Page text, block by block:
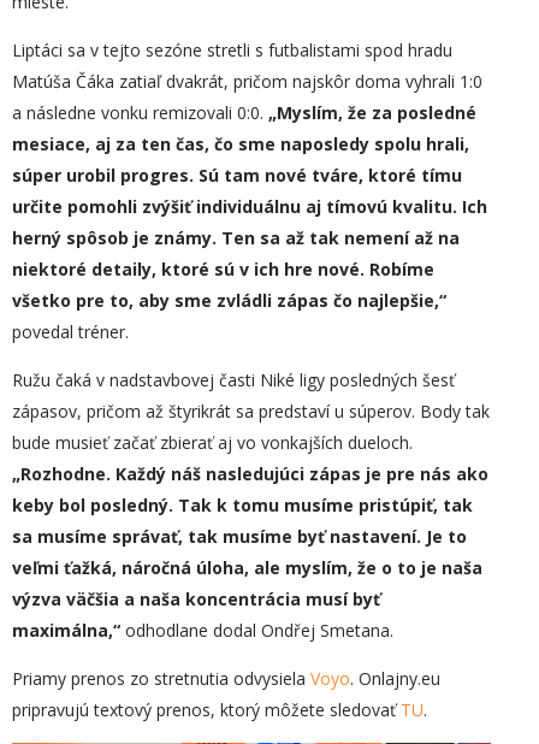
Liptáci sa v tejto sezóne stretli s futbalistami spod hradu
Matúša Čáka zatiaľ dvakrát, pričom najskôr doma vyhrali 1:0
a následne vonku remizovali 0:0. „Myslím, že za posledné
mesiace, aj za ten čas, čo sme naposledy spolu hrali,
súper urobil progres. Sú tam nové tváre, ktoré tímu
určite pomohli zvýšiť individuálnu aj tímovú kvalitu. Ich
herný spôsob je známy. Ten sa až tak nemení až na
niektoré detaily, ktoré sú v ich hre nové. Robíme
všetko pre to, aby sme zvládli zápas čo najlepšie,“
povedal tréner.
Ružu čaká v nadstavbovej časti Niké ligy posledných šesť
zápasov, pričom až štyrikrát sa predstaví u súperov. Body tak
bude musieť začať zbierať aj vo vonkajších dueloch.
„Rozhodne. Každý náš nasledujúci zápas je pre nás ako
keby bol posledný. Tak k tomu musíme pristúpiť, tak
sa musíme správať, tak musíme byť nastavení. Je to
veľmi ťažká, náročná úloha, ale myslím, že o to je naša
výzva väčšia a naša koncentrácia musí byť
maximálna,“ odhodlane dodal Ondřej Smetana.
Priamy prenos zo stretnutia odvysiela Voyo. Onlajny.eu
pripravujú textový prenos, ktorý môžete sledovaťTU.